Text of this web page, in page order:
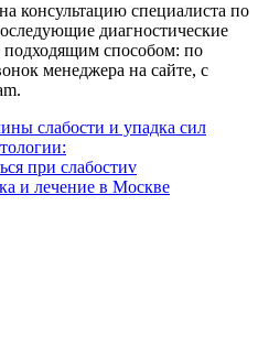
консультацию специалиста по
диагностические
способом: по
менеджера на сайте, с
слабости и упадка сил
при слабостиv
и лечение в Москве